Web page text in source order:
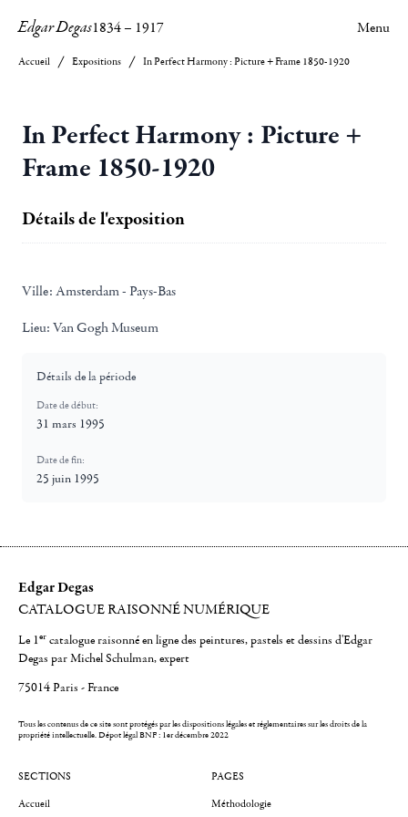
Edgar Degas1834– 1917 Menu
Accueil Expositions In Perfect Harmony : Picture + Frame 1850-1920
In Perfect Harmony : Picture +
Frame 1850-1920
Détails de l'exposition
Ville: Amsterdam - Pays-Bas
Lieu: Van Gogh Museum
Détails de la période
Date de début:
31 mars 1995
Date de fin:
25 juin 1995
Edgar Degas
CATALOGUE RAISONNÉ NUMÉRIQUE
Le 1er catalogue raisonné en ligne des peintures, pastels et dessins d'Edgar
Degas par Michel Schulman, expert
75014 Paris - France
Tous les contenus de ce site sont protégés par les dispositions légales et réglementaires sur les droits de la
propriété intellectuelle.Dépot légal BNF : 1er décembre 2022
SECTIONS
Accueil
PAGES
Méthodologie